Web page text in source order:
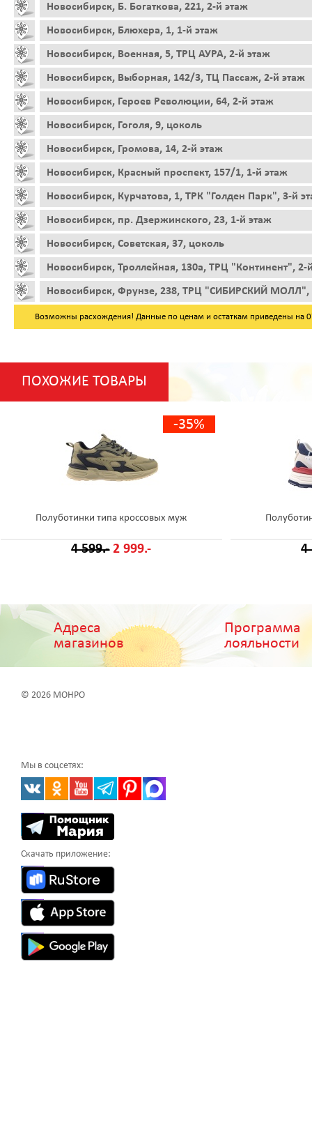
Новосибирск, Б. Богаткова, 221, 2-й этаж
Новосибирск, Блюхера, 1, 1-й этаж
Новосибирск, Военная, 5, ТРЦ АУРА, 2-й этаж
Новосибирск, Выборная, 142/3, ТЦ Пассаж, 2-й этаж
Новосибирск, Героев Революции, 64, 2-й этаж
Новосибирск, Гоголя, 9, цоколь
Новосибирск, Громова, 14, 2-й этаж
Новосибирск, Красный проспект, 157/1, 1-й этаж
Новосибирск, Курчатова, 1, ТРК "Голден Парк", 3-й
Новосибирск, пр. Дзержинского, 23, 1-й этаж
Новосибирск, Советская, 37, цоколь
Новосибирск, Троллейная, 130а, ТРЦ "Континент", 2-
Новосибирск, Фрунзе, 238, ТРЦ "СИБИРСКИЙ МОЛЛ",
Возможны расхождения! Данные по ценам и остаткам приведены на
ПОХОЖИЕ ТОВАРЫ
-35%
Полуботинки типа кроссовых муж
4 599.- 2 999.- 4
Адреса
магазинов
Программа
лояльности
© 2026 МОНРО
Мы в соцсетях:
Скачать приложение: